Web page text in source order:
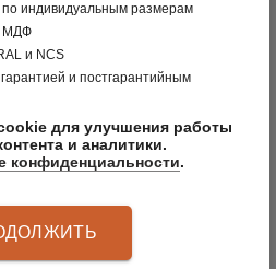
Цена: 97 731 руб.
индивидуальным размерам
МДФ
и NCS
и постгарантийным
для улучшения работы
и аналитики.
конфиденциальности.